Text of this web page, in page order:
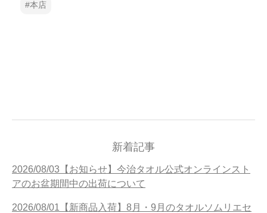
新着記事
2026/08/03【お知らせ】今治タオル公式オンラインスト
アのお盆期間中の出荷について
2026/08/01【新商品入荷】8月・9月のタオルソムリエセ
本店